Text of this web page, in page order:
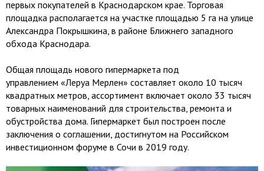
первых покупателей в Краснодарском крае. Торговая
площадка располагается на участке площадью 5 га на улице
Александра Покрышкина, в районе Ближнего западного
обхода Краснодара.
Общая площадь нового гипермаркета под
управлением «Леруа Мерлен» составляет около 10 тысяч
квадратных метров, ассортимент включает около 33 тысяч
товарных наименований для строительства, ремонта и
обустройства дома. Гипермаркет был построен после
заключения о соглашении, достигнутом на Российском
инвестиционном форуме в Сочи в 2019 году.